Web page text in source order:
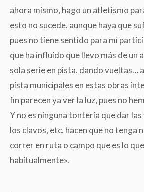
ahora mismo, hago un atletismo
esto no sucede, aunque haya que
pues no tiene sentido para mí
que ha influido que llevo más de un
sola serie en pista, dando vueltas…
pista municipales en estas obras
fin parecen ya ver la luz, pues no
Y no es ninguna tontería que dar
los clavos, etc, hacen que no tenga
correr en ruta o campo que es lo
habitualmente».